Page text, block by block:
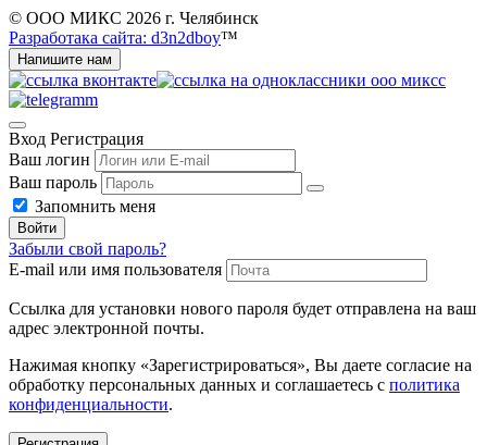
© ООО МИКС 2026 г. Челябинск
Разработака сайта: d3n2dboy™
Напишите нам
Вход Регистрация
Ваш логин
Ваш пароль
Запомнить меня
Войти
Забыли свой пароль?
E-mail или имя пользователя
Ссылка для установки нового пароля будет отправлена ​​на ваш
адрес электронной почты.
Нажимая кнопку «Зарегистрироваться», Вы даете согласие на
обработку персональных данных и соглашаетесь с политика
конфиденциальности.